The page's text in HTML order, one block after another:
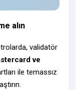
alın
validatör
ve
ile temassız